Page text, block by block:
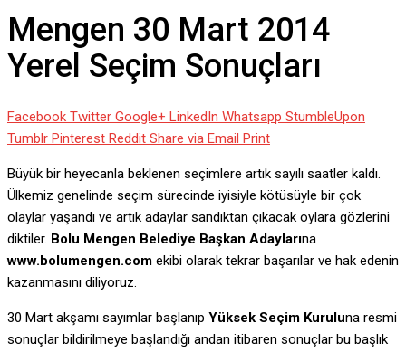
Mengen 30 Mart 2014
Yerel Seçim Sonuçları
Facebook Twitter Google+ LinkedIn Whatsapp StumbleUpon
Tumblr Pinterest Reddit Share via Email Print
Büyük bir heyecanla beklenen seçimlere artık sayılı saatler kaldı.
Ülkemiz genelinde seçim sürecinde iyisiyle kötüsüyle bir çok
olaylar yaşandı ve artık adaylar sandıktan çıkacak oylara gözlerini
diktiler. Bolu Mengen Belediye Başkan Adaylarına
www.bolumengen.com ekibi olarak tekrar başarılar ve hak edenin
kazanmasını diliyoruz.
30 Mart akşamı sayımlar başlanıp Yüksek Seçim Kuruluna resmi
sonuçlar bildirilmeye başlandığı andan itibaren sonuçlar bu başlık